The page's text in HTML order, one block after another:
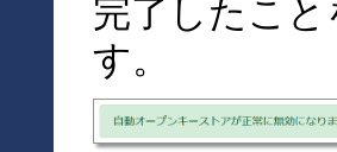
完了したこ
す。